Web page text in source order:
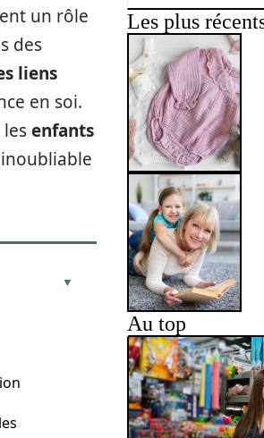
un rôle
des
liens
en soi.
enfants
Les plus
Au top